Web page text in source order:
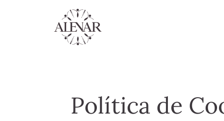
Política de